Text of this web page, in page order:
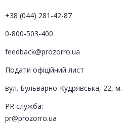
+38 (044) 281-42-87
0-800-503-400
feedback@prozorro.ua
Подати офіційний лист
вул. Бульварно-Кудрявська, 22, м.
PR служба:
pr@prozorro.ua